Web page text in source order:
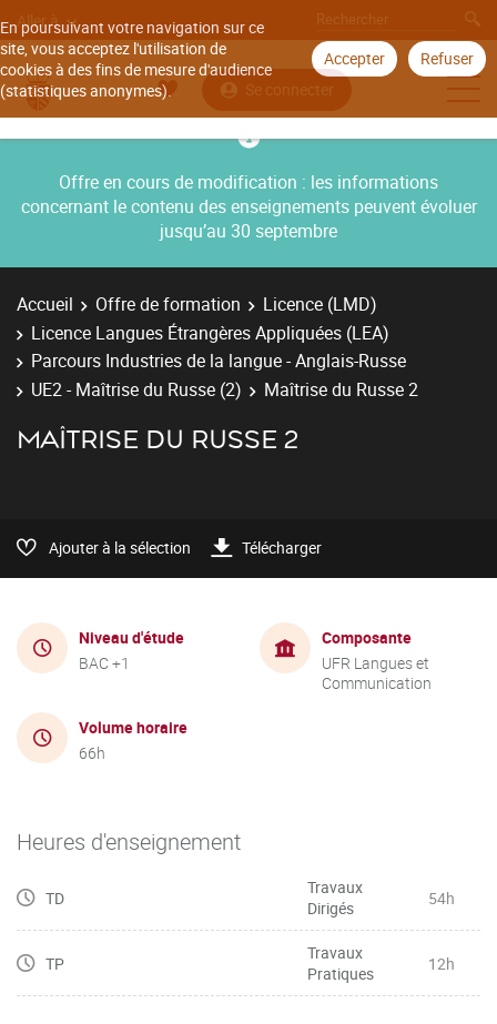
En poursuivant votre navigation sur ce
site, vous acceptez l'utilisation de
cookies à des fins de mesure d'audience
(statistiques anonymes).
Accepter Refuser
Aller à
Se connecter
Offre en cours de modification : les informations
concernant le contenu des enseignements peuvent évoluer
jusqu’au 30 septembre
Accueil Offre de formation
Licence (LMD)
Licence Langues Étrangères Appliquées (LEA)
Parcours Industries de la langue - Anglais-Russe
UE2 - Maîtrise du Russe (2)
Maîtrise du Russe 2
MAÎTRISE DU RUSSE 2
Ajouter à la sélection Télécharger
Niveau d'étude
BAC +1
Composante
UFR Langues et
Communication
Volume horaire
66h
Heures d'enseignement
TD
Travaux
Dirigés
54h
TP
Travaux
Pratiques
12h